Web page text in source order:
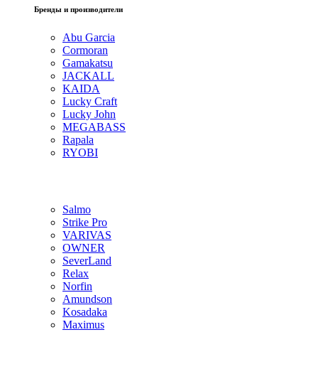
Бренды и производители
Abu Garcia
Cormoran
Gamakatsu
JACKALL
KAIDA
Lucky Craft
Lucky John
MEGABASS
Rapala
RYOBI
Salmo
Strike Pro
VARIVAS
OWNER
SeverLand
Relax
Norfin
Amundson
Kosadaka
Maximus